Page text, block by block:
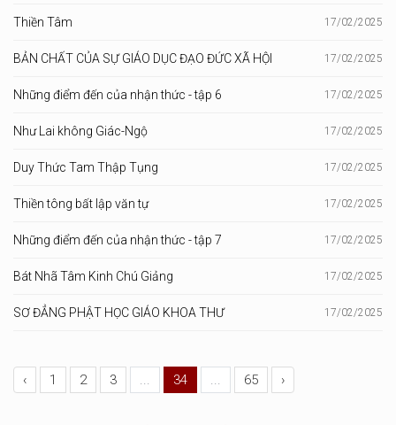
Thiền Tâm 17/02/2025
BẢN CHẤT CỦA SỰ GIÁO DỤC ĐẠO ĐỨC XÃ HỘI 17/02/2025
Những điểm đến của nhận thức - tập 6 17/02/2025
Như Lai không Giác-Ngộ 17/02/2025
Duy Thức Tam Thập Tụng 17/02/2025
Thiền tông bất lập văn tự 17/02/2025
Những điểm đến của nhận thức - tập 7 17/02/2025
Bát Nhã Tâm Kinh Chú Giảng 17/02/2025
SƠ ĐẲNG PHẬT HỌC GIÁO KHOA THƯ 17/02/2025
‹ 1 2 3 ... 34 ... 65 ›